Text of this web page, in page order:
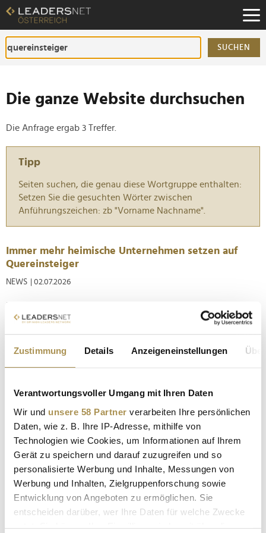
Zustimmung Details Anzeigeneinstellungen
Verantwortungsvoller Umgang mit Ihren Daten
Wir und unsere 58 Partner verarbeiten Ihre persönlichen
Daten, wie z. B. Ihre IP-Adresse, mithilfe von
Technologien wie Cookies, um Informationen auf Ihrem
Gerät zu speichern und darauf zuzugreifen und so
personalisierte Werbung und Inhalte, Messungen von
Werbung und Inhalten, Zielgruppenforschung sowie
Entwicklung von Angeboten zu ermöglichen. Sie
entscheiden darüber, wer Ihre Daten für welche Zwecke
Zum
Inhalt
Zur
Fußzeilen-
Navigation
SUCHEN
Die ganze Website durchsuchen
Die Anfrage ergab 3 Treffer.
Tipp
Seiten suchen, die genau diese Wortgruppe enthalten:
Setzen Sie die gesuchten Wörter zwischen
Anführungszeichen: zb "Vorname Nachname".
Immer mehr heimische Unternehmen setzen auf
Quereinsteiger
NEWS | 02.07.2026
Neue Karrierewege gewinnen am Arbeitsmarkt an Bedeutung.
Laut einer aktuellen Analyse hat sich fast ein Drittel der
Stelle außerhalb des bisherigen Tätigkeitsbereichs beworben.
Unkonventionelle Karrierewege gewinnen am
österreichischen...
Akzeptanz von Quereinsteigern wächst rasant in
Österreich
NEWS | 13.10.2025
klassischen Werdegang zunehmend eine Chance, dem
Fachkräftemangel zu begegnen. Viele
Personalverantwortliche setzen auf neue Perspektiven,
frische Ideen und mehr Vielfalt. Die Bereitschaft
österreichischer Unternehmen, Quereinsteiger:innen...